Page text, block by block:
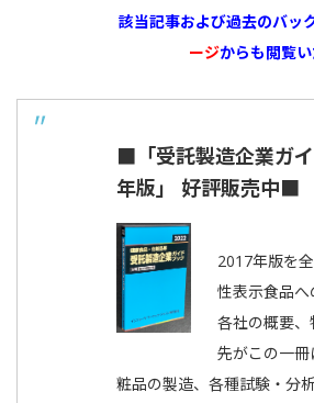
該当記事および過去のバッ
ージからも閲覧い
■「受託製造企業ガ
年版」 好評販売中■
2017年版を
性表示食品へ
各社の概要
先がこの一
粧品の製造、各種試験・分